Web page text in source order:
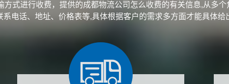
式进行收费，提供的成都物流公司怎么收费的有关信息,从多
电话、地址、价格表等,具体根据客户的需求多方面才能具体给